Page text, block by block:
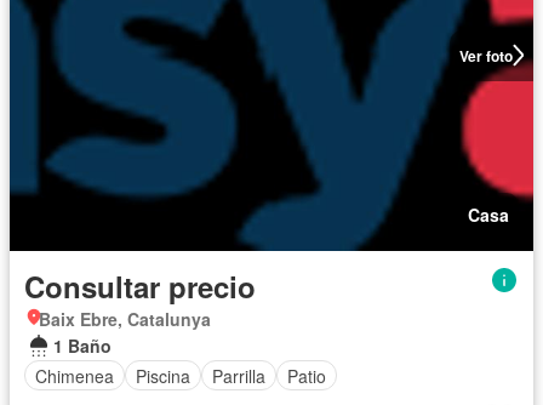
Ver foto
Casa
Consultar precio
Baix Ebre, Catalunya
1 Baño
Chimenea
Piscina Parrilla Patio